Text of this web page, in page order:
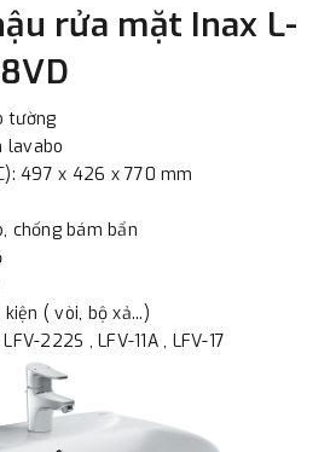
rửa mặt Inax L-
tường
lavabo
497 x 426 x 770 mm
chống bám bẩn
( vòi, bộ xả...)
222S , LFV-11A , LFV-17